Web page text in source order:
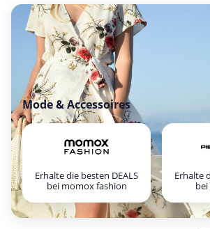
Mode & Accessoires
Erhalte die besten DEALS
bei momox fashion
Erhalte